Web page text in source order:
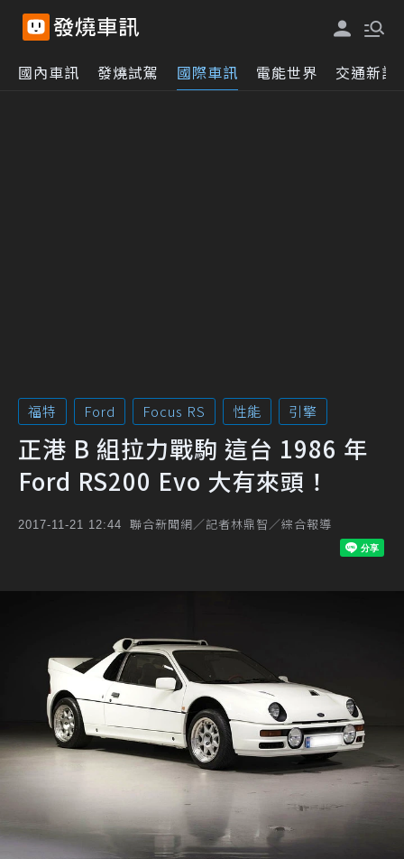
國內車訊 發燒試駕 國際車訊 電能世界 交通新訊
福特 Ford Focus RS 性能 引擎
正港 B 組拉力戰駒 這台 1986 年
Ford RS200 Evo 大有來頭！
2017-11-21 12:44 聯合新聞網／記者林鼎智／綜合報導